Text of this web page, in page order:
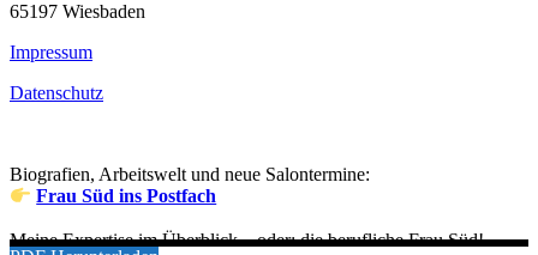
65197 Wiesbaden
Impressum
Datenschutz
Biografien, Arbeitswelt und neue Salontermine:
Frau Süd ins Postfach
Meine Expertise im Überblick – oder: die berufliche Frau Süd!